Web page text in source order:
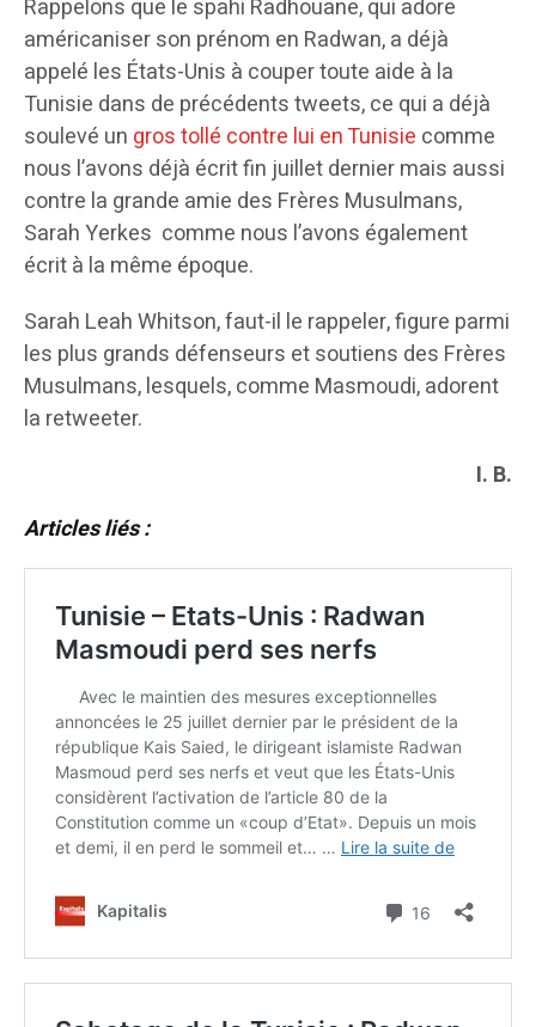
Rappelons que le spahi Radhouane, qui adore
américaniser son prénom en Radwan, a déjà
appelé les États-Unis à couper toute aide à la
Tunisie dans de précédents tweets, ce qui a déjà
soulevé un gros tollé contre lui en Tunisie comme
nous l’avons déjà écrit fin juillet dernier mais aussi
contre la grande amie des Frères Musulmans,
Sarah Yerkes comme nous l’avons également
écrit à la même époque.
Sarah Leah Whitson, faut-il le rappeler, figure parmi
les plus grands défenseurs et soutiens des Frères
Musulmans, lesquels, comme Masmoudi, adorent
la retweeter.
I. B.
Articles liés :